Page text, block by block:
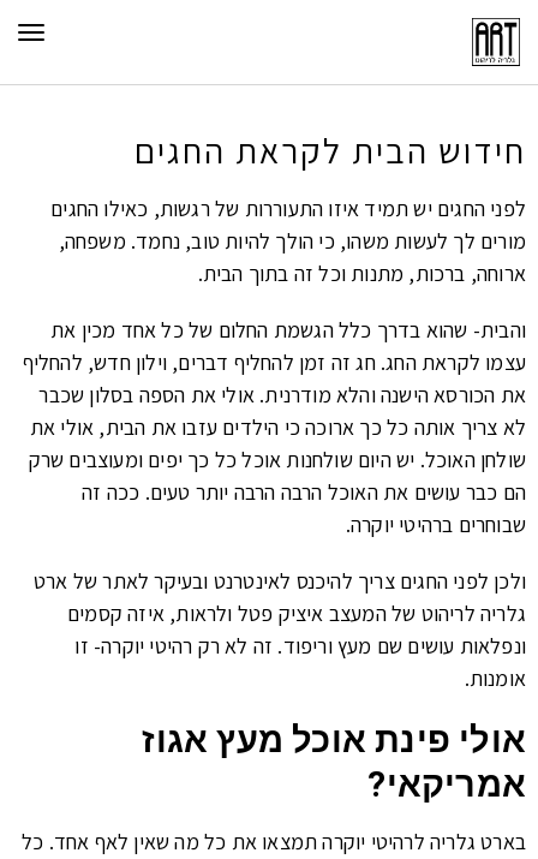
חידוש הבית לקראת החגים
לפני החגים יש תמיד איזו התעוררות של רגשות, כאילו החגים
מורים לך לעשות משהו, כי הולך להיות טוב, נחמד. משפחה,
ארוחה, ברכות, מתנות וכל זה בתוך הבית.
והבית- שהוא בדרך כלל הגשמת החלום של כל אחד מכין את
עצמו לקראת החג. חג זה זמן להחליף דברים, וילון חדש, להחליף
את הכורסא הישנה והלא מודרנית. אולי את הספה בסלון שכבר
לא צריך אותה כל כך ארוכה כי הילדים עזבו את הבית, אולי את
שולחן האוכל. יש היום שולחנות אוכל כל כך יפים ומעוצבים שרק
הם כבר עושים את האוכל הרבה הרבה יותר טעים. ככה זה
שבוחרים ברהיטי יוקרה.
ולכן לפני החגים צריך להיכנס לאינטרנט ובעיקר לאתר של ארט
גלריה לריהוט של המעצב איציק פטל ולראות, איזה קסמים
ונפלאות עושים שם מעץ וריפוד. זה לא רק רהיטי יוקרה- זו
אומנות.
אולי פינת אוכל מעץ אגוז
אמריקאי?
בארט גלריה לרהיטי יוקרה תמצאו את כל מה שאין לאף אחד. כל